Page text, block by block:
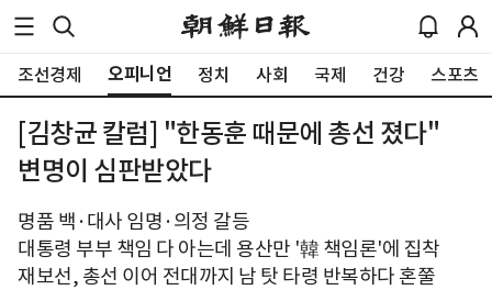
조선경제 오피니언 정치 사회 국제 건강 스포츠
[김창균 칼럼] "한동훈 때문에 총선 졌다"
변명이 심판받았다
명품 백·대사 임명·의정 갈등
대통령 부부 책임 다 아는데 용산만 '韓 책임론'에 집착
재보선, 총선 이어 전대까지 남 탓 타령 반복하다 혼쭐